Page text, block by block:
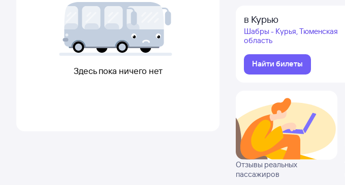
в Курью
Шабры - Курья, Тюменская
область
Найти билеты
Отзывы реальных
пассажиров
Здесь пока ничего нет